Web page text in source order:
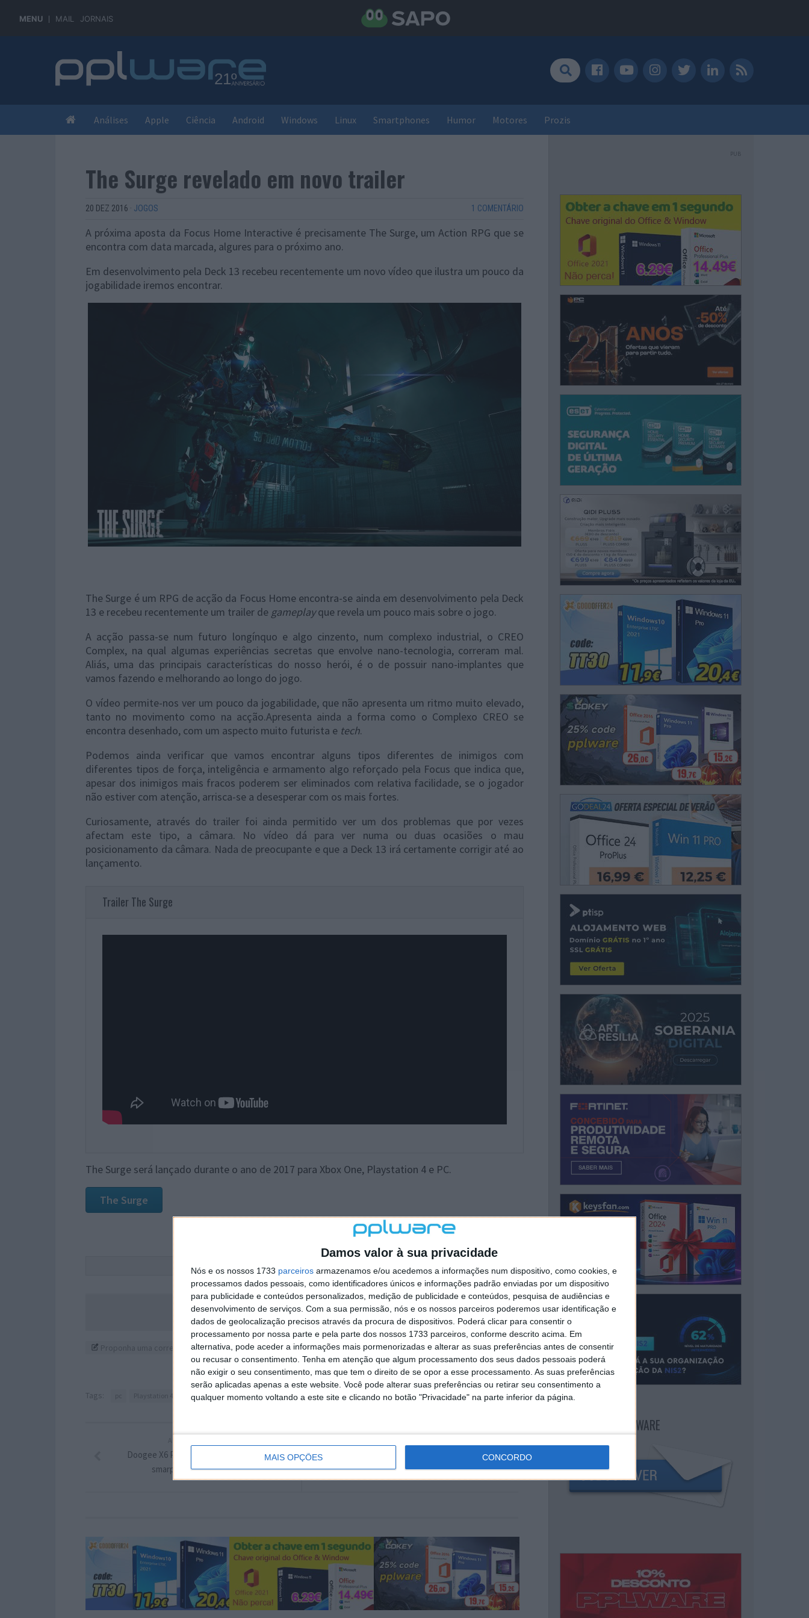
Damos valor à sua privacidade
Nós e os nossos 1733 parceiros armazenamos e/ou acedemos a informações num dispositivo, como cookies, e
processamos dados pessoais, como identificadores únicos e informações padrão enviadas por um dispositivo
para publicidade e conteúdos personalizados, medição de publicidade e conteúdos, pesquisa de audiências e
desenvolvimento de serviços. Com a sua permissão, nós e os nossos parceiros poderemos usar identificação e
dados de geolocalização precisos através da procura de dispositivos. Poderá clicar para consentir o
processamento por nossa parte e pela parte dos nossos 1733 parceiros, conforme descrito acima. Em
alternativa, pode aceder a informações mais pormenorizadas e alterar as suas preferências antes de consentir
ou recusar o consentimento. Tenha em atenção que algum processamento dos seus dados pessoais poderá
não exigir o seu consentimento, mas que tem o direito de se opor a esse processamento. As suas preferências
serão aplicadas apenas a este website. Você pode alterar suas preferências ou retirar seu consentimento a
qualquer momento voltando a este site e clicando no botão "Privacidade" na parte inferior da página.
MAIS OPÇÕES CONCORDO
MENU MAIL JORNAIS
Análises Apple Ciência Android Windows Linux Smartphones Humor Motores Prozis
The Surge revelado em novo trailer
20 DEZ 2016 · JOGOS 1 COMENTÁRIO
A próxima aposta da Focus Home Interactive é precisamente The Surge, um Action RPG que se
encontra com data marcada, algures para o próximo ano.
Em desenvolvimento pela Deck 13 recebeu recentemente um novo vídeo que ilustra um pouco da
jogabilidade iremos encontrar.
The Surge é um RPG de acção da Focus Home encontra-se ainda em desenvolvimento pela Deck
13 e recebeu recentemente um trailer de gameplayque revela um pouco mais sobre o jogo.
A acção passa-se num futuro longínquo e algo cinzento, num complexo industrial, o CREO
Complex, na qual algumas experiências secretas que envolve nano-tecnologia, correram mal.
Aliás, uma das principais características do nosso herói, é o de possuir nano-implantes que
vamos fazendo e melhorando ao longo do jogo.
O vídeo permite-nos ver um pouco da jogabilidade, que não apresenta um ritmo muito elevado,
tanto no movimento como na acção.Apresenta ainda a forma como o Complexo CREO se
encontra desenhado, com um aspecto muito futurista e tech.
Podemos ainda verificar que vamos encontrar alguns tipos diferentes de inimigos com
diferentes tipos de força, inteligência e armamento algo reforçado pela Focus que indica que,
apesar dos inimigos mais fracos poderem ser eliminados com relativa facilidade, se o jogador
não estiver com atenção, arrisca-se a desesperar com os mais fortes.
Curiosamente, através do trailer foi ainda permitido ver um dos problemas que por vezes
afectam este tipo, a câmara. No vídeo dá para ver numa ou duas ocasiões o mau
posicionamento da câmara. Nada de preocupante e que a Deck 13 irá certamente corrigir até ao
lançamento.
Trailer The Surge
The Surge será lançado durante o ano de 2017 para Xbox One, Playstation 4 e PC.
The Surge
Este artigo tem mais de um ano
Acompanhe o Pplware no Google Notícias
Proponha uma correção, faça uma sugestão Autor:Paulo Silva
Tags: the surge Xbox One
Cientistas identificaram misterioso som da
fossa das Marianas
ARTIGO ANTERIOR
Doogee X6 Pro, para quem procura um
smarphone a baixo preço
PUB
NEWSLETTER PPLWARE